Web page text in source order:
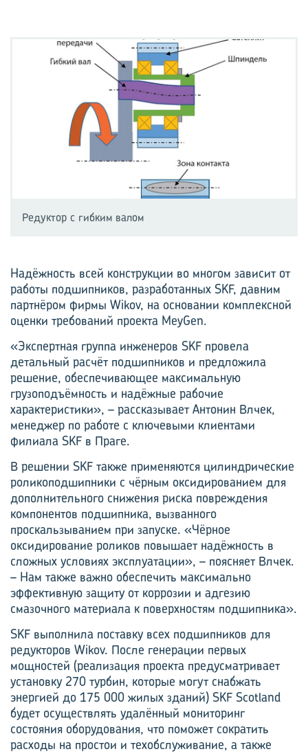
Редуктор с гибким валом
Надёжность всей конструкции во многом зависит от
работы подшипников, разработанных SKF, давним
партнёром фирмы Wikov, на основании комплексной
оценки требований проекта MeyGen.
«Экспертная группа инженеров SKF провела
детальный расчёт подшипников и предложила
решение, обеспечивающее максимальную
грузоподъёмность и надёжные рабочие
характеристики», – рассказывает Антонин Влчек,
менеджер по работе с ключевыми клиентами
филиала SKF в Праге.
В решении SKF также применяются цилиндрические
роликоподшипники с чёрным оксидированием для
дополнительного снижения риска повреждения
компонентов подшипника, вызванного
проскальзыванием при запуске. «Чёрное
оксидирование роликов повышает надёжность в
сложных условиях эксплуатации», – поясняет Влчек.
– Нам также важно обес­печить максимально
эффективную защиту от коррозии и адгезию
смазочного материала к поверхностям подшипника».
SKF выполнила поставку всех подшипников для
редукторов Wikov. После генерации первых
мощностей (реализация проекта предусматривает
установку 270 турбин, которые могут снабжать
энергией до 175 000 жилых зданий) SKF Scotland
будет осуществлять удалённый мониторинг
состояния оборудования, что поможет сократить
расходы на простои и техобслуживание, а также